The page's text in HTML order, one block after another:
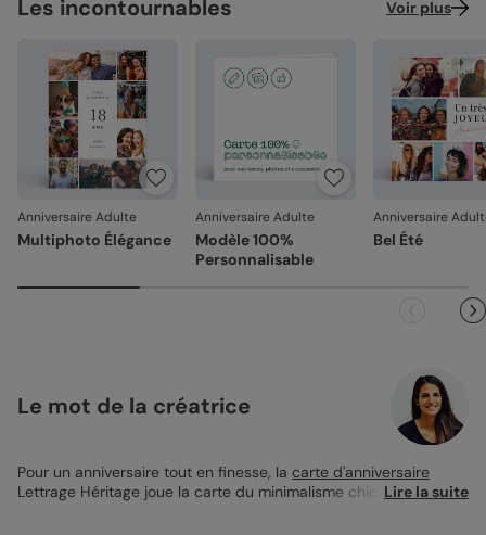
Les incontournables Voir plus
Anniversaire Adulte
Multiphoto Élégance
Anniversaire Adulte
Modèle 100%
Personnalisable
Anniversaire
Bel Été
Le mot de la créatrice
Pour un anniversaire tout en finesse, la carte d'anniversaire
Lettrage Héritage joue la carte du minimalisme chic. Une photo
Lire la suite